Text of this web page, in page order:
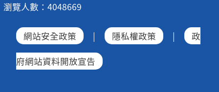
瀏覽人數：4048669
網站安全政策 | 隱私權政策 | 政
府網站資料開放宣告